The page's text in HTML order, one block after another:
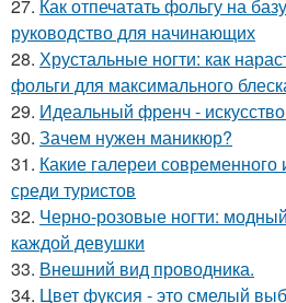
27. Как отпечатать фольгу на
руководство для начинающих
28. Хрустальные ногти: как
фольги для максимального
29. Идеальный френч -
30. Зачем нужен маникюр?
31. Какие галереи современного
среди туристов
32. Черно-розовые ногти:
каждой девушки
33. Внешний вид проводника.
34. Цвет фуксия - это смелый